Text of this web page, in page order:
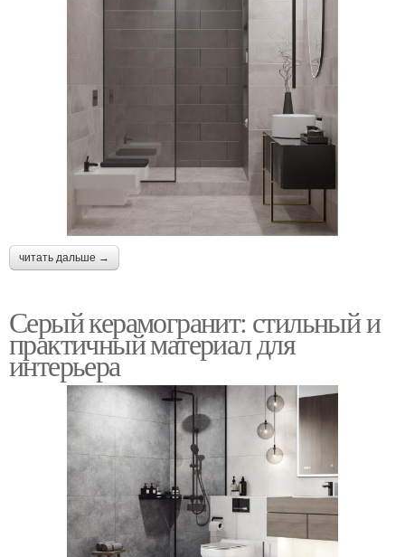
читать дальше →
Серый керамогранит: стильный и
практичный материал для
интерьера